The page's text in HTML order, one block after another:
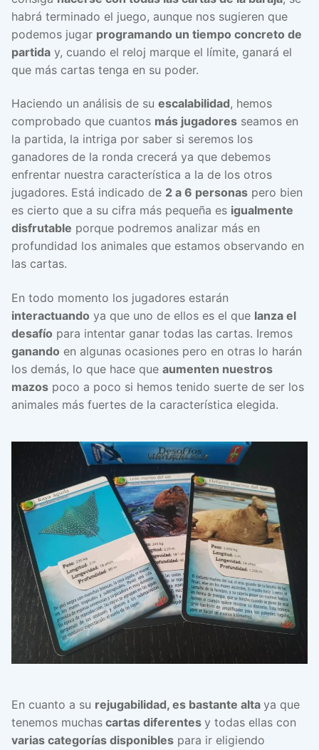
habrá terminado el juego, aunque nos sugieren que
podemos jugar programando un tiempo concreto de
partida y, cuando el reloj marque el límite, ganará el
que más cartas tenga en su poder.
Haciendo un análisis de su escalabilidad, hemos
comprobado que cuantos más jugadores seamos en
la partida, la intriga por saber si seremos los
ganadores de la ronda crecerá ya que debemos
enfrentar nuestra característica a la de los otros
jugadores. Está indicado de 2 a 6 personas pero bien
es cierto que a su cifra más pequeña es igualmente
disfrutable porque podremos analizar más en
profundidad los animales que estamos observando en
las cartas.
En todo momento los jugadores estarán
interactuando ya que uno de ellos es el que lanza el
desafío para intentar ganar todas las cartas. Iremos
ganando en algunas ocasiones pero en otras lo harán
los demás, lo que hace que aumenten nuestros
mazos poco a poco si hemos tenido suerte de ser los
animales más fuertes de la característica elegida.
En cuanto a su rejugabilidad, es bastante alta ya que
tenemos muchas cartas diferentes y todas ellas con
varias categorías disponibles para ir eligiendo